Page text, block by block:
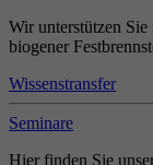
Wir unterstützen
biogener
Wissenstransfer
Seminare
Hier finden Sie